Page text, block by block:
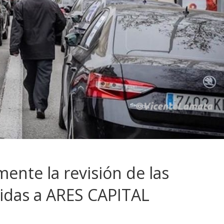
la revisión de las
a ARES CAPITAL